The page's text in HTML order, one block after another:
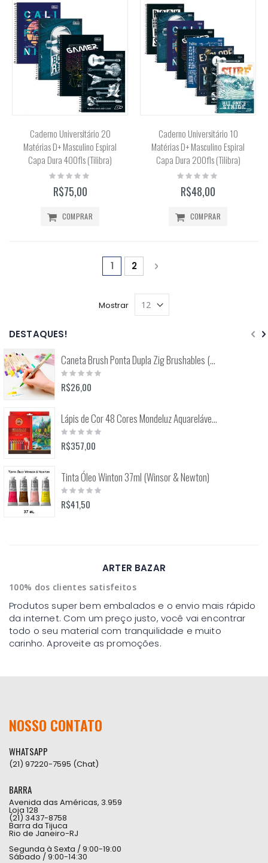
Caderno Universitário 20
Matérias D+ Masculino Espiral
Capa Dura 400fls (Tilibra)
Rating:
R$75,00
COMPRAR
Caderno Universitário 10
Matérias D+ Masculino Espiral
Capa Dura 200fls (Tilibra)
Rating:
R$48,00
COMPRAR
Página
Você está lendo a página
1 Página
2 Página
Próximo
Mostrar
DESTAQUES!
Caneta Brush Ponta Dupla Zig Brushables (Kuretake)
Rating:
0%
R$26,00
Lápis de Cor 48 Cores Mondeluz Aquarelável (Koh-I-Noor)
Rating:
0%
R$357,00
Tinta Óleo Winton 37ml (Winsor & Newton)
Rating:
0%
R$41,50
ARTER BAZAR
100% dos clientes satisfeitos
Produtos super bem embalados e o envio mais rápido
da internet. Com um preço justo, você vai encontrar
todo o seu material com tranquilidade e muito
carinho. Aproveite as promoções.
NOSSO CONTATO
WHATSAPP
(21) 97220-7595 (Chat)
BARRA
Avenida das Américas, 3.959
Loja 128
(21) 3437-8758
Barra da Tijuca
Rio de Janeiro-RJ
Segunda à Sexta / 9:00-19:00
Sábado / 9:00-14:30